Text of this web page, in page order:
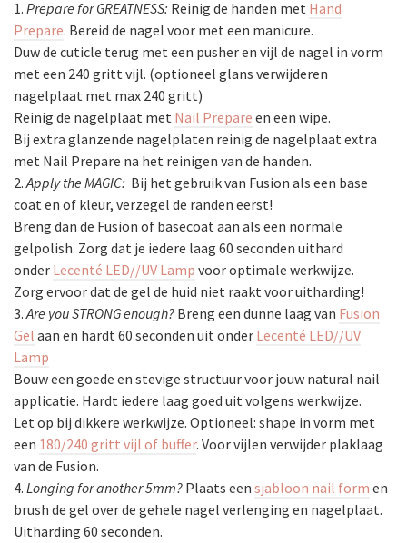
1. Prepare for GREATNESS: Reinig de handen met Hand
Prepare. Bereid de nagel voor met een manicure.
Duw de cuticle terug met een pusher en vijl de nagel in vorm
met een 240 gritt vijl. (optioneel glans verwijderen
nagelplaat met max 240 gritt)
Reinig de nagelplaat met Nail Prepare en een wipe.
Bij extra glanzende nagelplaten reinig de nagelplaat extra
met Nail Prepare na het reinigen van de handen.
2.Apply the MAGIC: Bij het gebruik van Fusion als een base
coat en of kleur, verzegel de randen eerst!
Breng dan de Fusion of basecoat aan als een normale
gelpolish. Zorg dat je iedere laag 60 seconden uithard
onder Lecenté LED//UV Lamp voor optimale werkwijze.
Zorg ervoor dat de gel de huid niet raakt voor uitharding!
3.Are you STRONG enough? Breng een dunne laag van Fusion
Gel aan en hardt 60 seconden uit onder Lecenté LED//UV
Lamp
Bouw een goede en stevige structuur voor jouw natural nail
applicatie. Hardt iedere laag goed uit volgens werkwijze.
Let op bij dikkere werkwijze. Optioneel: shape in vorm met
een 180/240 gritt vijl of buffer. Voor vijlen verwijder plaklaag
van de Fusion.
4. Longing for another 5mm? Plaats een sjabloon nail form en
brush de gel over de gehele nagel verlenging en nagelplaat.
Uitharding 60 seconden.